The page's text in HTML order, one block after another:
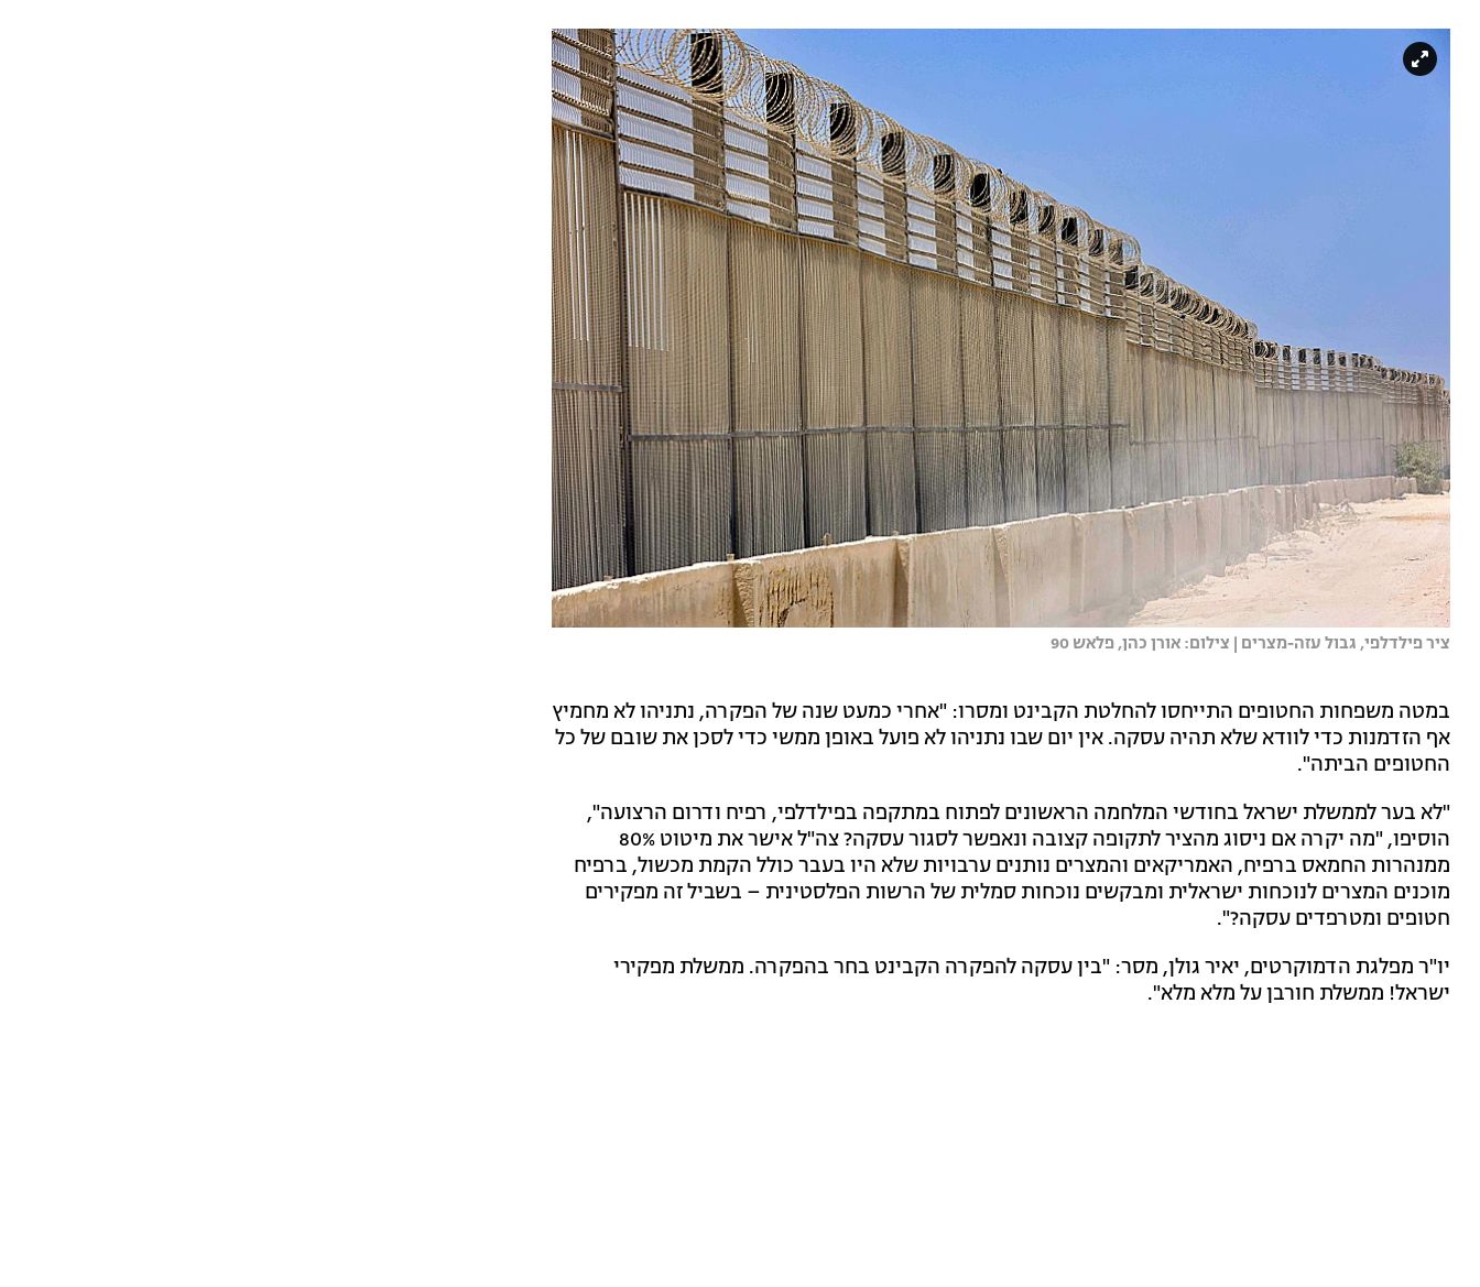
ציר פילדלפי, גבול עזה-מצרים | צילום: אורן כהן, פלאש 90
במטה משפחות החטופים התייחסו להחלטת הקבינט ומסרו: "אחרי כמעט שנה של הפקרה, נתניהו לא מחמיץ
אף הזדמנות כדי לוודא שלא תהיה עסקה. אין יום שבו נתניהו לא פועל באופן ממשי כדי לסכן את שובם של כל
החטופים הביתה".
"לא בער לממשלת ישראל בחודשי המלחמה הראשונים לפתוח במתקפה בפילדלפי, רפיח ודרום הרצועה",
הוסיפו, "מה יקרה אם ניסוג מהציר לתקופה קצובה ונאפשר לסגור עסקה? צה"ל אישר את מיטוט 80%
ממנהרות החמאס ברפיח, האמריקאים והמצרים נותנים ערבויות שלא היו בעבר כולל הקמת מכשול, ברפיח
מוכנים המצרים לנוכחות ישראלית ומבקשים נוכחות סמלית של הרשות הפלסטינית – בשביל זה מפקירים
חטופים ומטרפדים עסקה?".
יו"ר מפלגת הדמוקרטים, יאיר גולן, מסר: "בין עסקה להפקרה הקבינט בחר בהפקרה. ממשלת מפקירי
ישראל! ממשלת חורבן על מלא מלא".